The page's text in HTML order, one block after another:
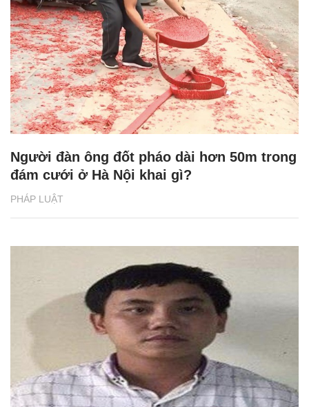
PHÁP LUẬT
Người đàn ông đốt pháo dài hơn 50m trong
đám cưới ở Hà Nội khai gì?